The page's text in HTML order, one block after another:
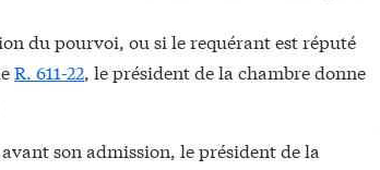
du pourvoi, ou si le requérant est réputé
R. 611-22, le président de la chambre donne
son admission, le président de la